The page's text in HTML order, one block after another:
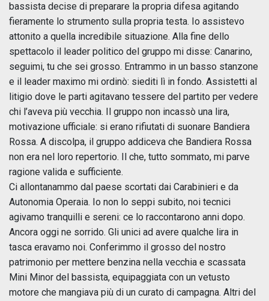
bassista decise di preparare la propria difesa agitando
fieramente lo strumento sulla propria testa. Io assistevo
attonito a quella incredibile situazione. Alla fine dello
spettacolo il leader politico del gruppo mi disse: Canarino,
seguimi, tu che sei grosso. Entrammo in un basso stanzone
e il leader maximo mi ordinò: siediti lì in fondo. Assistetti al
litigio dove le parti agitavano tessere del partito per vedere
chi l’aveva più vecchia. Il gruppo non incassò una lira,
motivazione ufficiale: si erano rifiutati di suonare Bandiera
Rossa. A discolpa, il gruppo addiceva che Bandiera Rossa
non era nel loro repertorio. Il che, tutto sommato, mi parve
ragione valida e sufficiente.
Ci allontanammo dal paese scortati dai Carabinieri e da
Autonomia Operaia. Io non lo seppi subito, noi tecnici
agivamo tranquilli e sereni: ce lo raccontarono anni dopo.
Ancora oggi ne sorrido. Gli unici ad avere qualche lira in
tasca eravamo noi. Conferimmo il grosso del nostro
patrimonio per mettere benzina nella vecchia e scassata
Mini Minor del bassista, equipaggiata con un vetusto
motore che mangiava più di un curato di campagna. Altri del